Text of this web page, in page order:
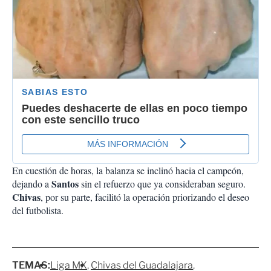
En cuestión de horas, la balanza se inclinó hacia el campeón,
dejando a Santossin el refuerzo que ya consideraban seguro.
Chivas, por su parte, facilitó la operación priorizando el deseo
del futbolista.
TEMAS:Liga MX Chivas del Guadalajara